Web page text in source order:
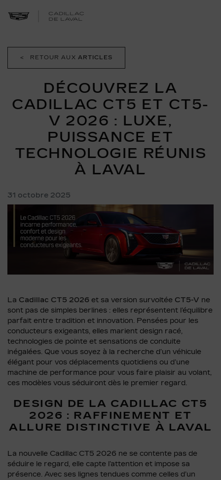
< RETOUR AUX ARTICLES
DÉCOUVREZ LA
CADILLAC CT5 ET CT5-
V 2026 : LUXE,
PUISSANCE ET
TECHNOLOGIE RÉUNIS
À LAVAL
31 octobre 2025
La Cadillac CT5 2026 et sa version survoltée CT5-V ne
sont pas de simples berlines : elles représentent l’équilibre
parfait entre tradition et innovation. Pensées pour les
conducteurs exigeants, elles marient design racé,
technologies de pointe et sensations de conduite
inégalées. Que vous soyez à la recherche d’un véhicule
élégant pour vos déplacements quotidiens ou d’une
machine de performance pour vous faire plaisir au volant,
ces modèles vous séduiront dès le premier regard.
DESIGN DE LA CADILLAC CT5
2026 : RAFFINEMENT ET
ALLURE DISTINCTIVE À LAVAL
La nouvelle Cadillac CT5 2026 ne se contente pas de
séduire le regard, elle capte l’attention et impose sa
présence. Avec ses lignes tendues comme celles d’un